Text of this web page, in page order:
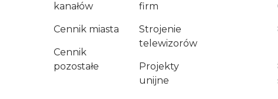
kanałów
Cennik miasta
Cennik
pozostałe
firm
Strojenie
telewizorów
Projekty
unijne